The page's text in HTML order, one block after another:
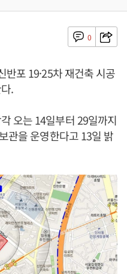
0
반포 19·25차 재건축 시공
.
오는 14일부터 29일까지
관을 운영한다고 13일 밝